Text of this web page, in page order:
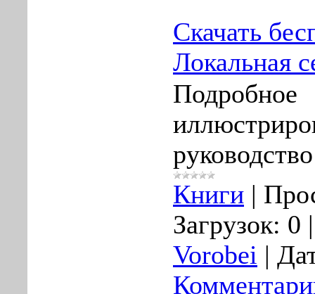
Скачать
Локальная
Подробное
руководство
Книги |
Загрузок: 0
Vorobei |